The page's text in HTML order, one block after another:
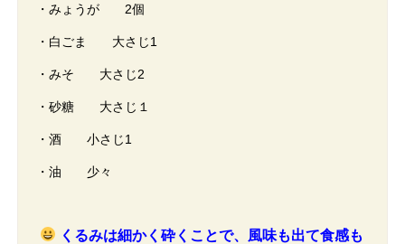
・みょうが 2個
・白ごま 大さじ1
・みそ 大さじ2
・砂糖 大さじ１
・酒 小さじ1
・油 少々
くるみは細かく砕くことで、風味も出て食感も